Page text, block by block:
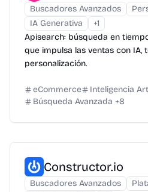
Buscadores Avanzados
IA Generativa
+1
Apisearch: búsqueda en
que impulsa las ventas con IA,
personalización.
eCommerce
Inteligencia
Búsqueda Avanzada +8
Constructor.io
Buscadores Avanzados